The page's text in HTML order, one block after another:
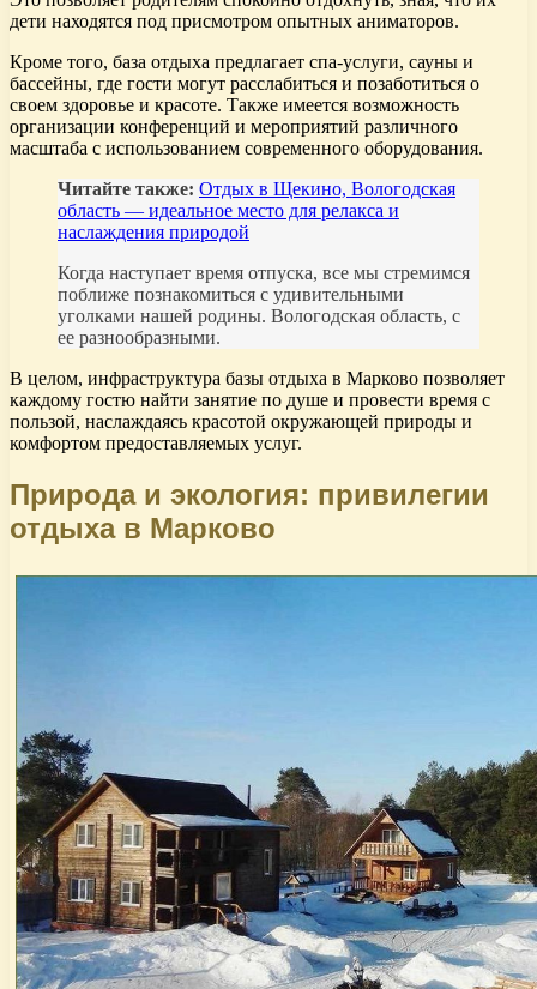
дети находятся под присмотром опытных аниматоров.
Кроме того, база отдыха предлагает спа-услуги, сауны и
бассейны, где гости могут расслабиться и позаботиться о
своем здоровье и красоте. Также имеется возможность
организации конференций и мероприятий различного
масштаба с использованием современного оборудования.
Читайте также: Отдых в Щекино, Вологодская
область — идеальное место для релакса и
наслаждения природой
Когда наступает время отпуска, все мы стремимся
поближе познакомиться с удивительными
уголками нашей родины. Вологодская область, с
ее разнообразными.
В целом, инфраструктура базы отдыха в Марково позволяет
каждому гостю найти занятие по душе и провести время с
пользой, наслаждаясь красотой окружающей природы и
комфортом предоставляемых услуг.
Природа и экология: привилегии
отдыха в Марково